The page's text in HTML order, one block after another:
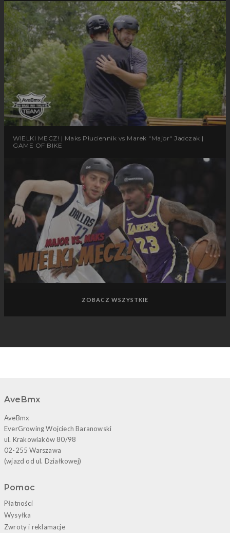
WIELKI MECZ! | Maks Płuciennik vs Marek "Major" Jadczak |
GAME OF BIKE
ZOBACZ WSZYSTKIE
AveBmx
AveBmx
EverGrowing Wojciech Baranowski
ul. Krakowiaków 80/98
02-255 Warszawa
(wjazd od ul. Działkowej)
Pomoc
Płatności
Wysyłka
Zwroty i reklamacje